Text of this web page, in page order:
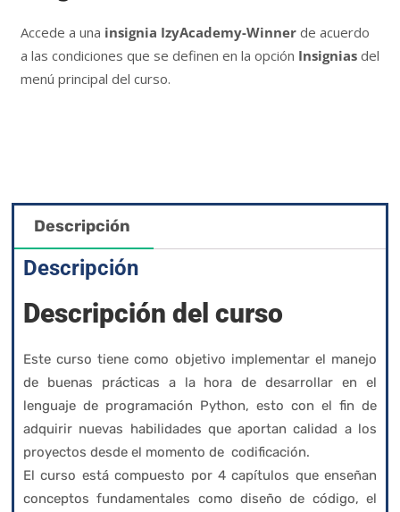
Accede a una insignia IzyAcademy-Winner de acuerdo
a las condiciones que se definen en la opción Insignias del
menú principal del curso.
Descripción
Descripción
Descripción del curso
Este curso tiene como objetivo implementar el manejo
de buenas prácticas a la hora de desarrollar en el
lenguaje de programación Python, esto con el fin de
adquirir nuevas habilidades que aportan calidad a los
proyectos desde el momento de codificación.
El curso está compuesto por 4 capítulos que enseñan
conceptos fundamentales como diseño de código, el